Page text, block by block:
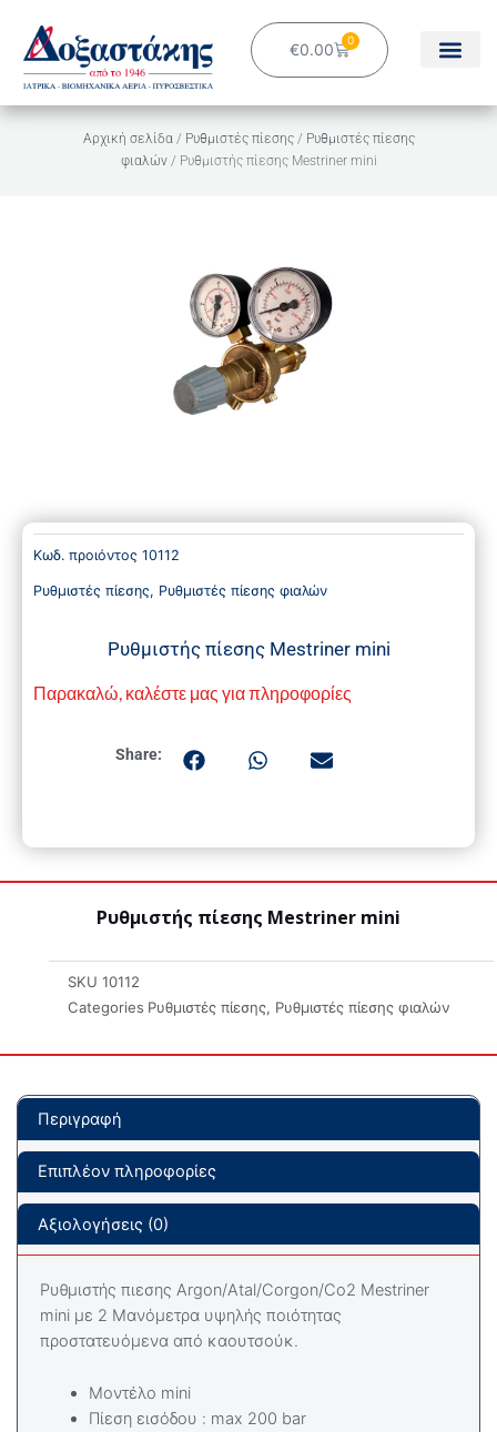
περιεχόμενο
€0.00 0
Cart
Αρχική σελίδα / Ρυθμιστές πίεσης/ Ρυθμιστές πίεσης
φιαλών/ Ρυθμιστής πίεσης Mestriner mini
Κωδ. προιόντος 10112
Ρυθμιστές πίεσης, Ρυθμιστές πίεσης φιαλών
Ρυθμιστής πίεσης Mestriner mini
Παρακαλώ, καλέστε μας για πληροφορίες
Share:
Ρυθμιστής πίεσης Mestriner mini
SKU 10112
Categories Ρυθμιστές πίεσης, Ρυθμιστές πίεσης φιαλών
Περιγραφή
Επιπλέον πληροφορίες
Αξιολογήσεις (0)
Ρυθμιστής πιεσης Argon/Atal/Corgon/Co2 Mestriner
mini με 2 Mανόμετρα υψηλής ποιότητας
προστατευόμενα από καουτσούκ.
Μοντέλο mini
Πίεση εισόδου : max 200 bar